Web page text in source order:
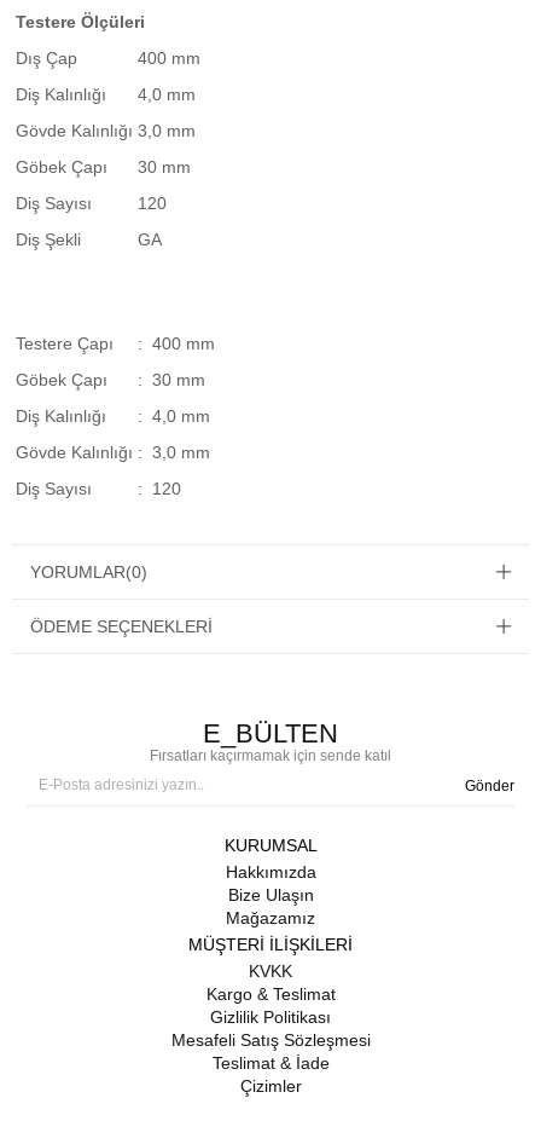
Testere Ölçüleri
Dış Çap
400 mm
Diş Kalınlığı
4,0 mm
Gövde Kalınlığı 3,0 mm
Göbek Çapı
30 mm
Diş Sayısı
120
Diş Şekli
GA
Testere Çapı
: 400 mm
Göbek Çapı
: 30 mm
Diş Kalınlığı
: 4,0 mm
Gövde Kalınlığı : 3,0 mm
Diş Sayısı
: 120
YORUMLAR(0)
ÖDEME SEÇENEKLERI
E_BÜLTEN
Fırsatları kaçırmamak için sende katıl
Gönder
KURUMSAL
Hakkımızda
Bize Ulaşın
Mağazamız
MÜŞTERİ İLİŞKİLERİ
KVKK
Kargo & Teslimat
Gizlilik Politikası
Mesafeli Satış Sözleşmesi
Teslimat & İade
Çizimler